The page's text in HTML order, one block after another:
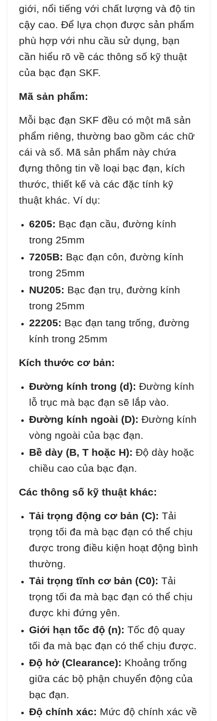
giới, nổi tiếng với chất lượng và độ tin
cậy cao. Để lựa chọn được sản phẩm
phù hợp với nhu cầu sử dụng, bạn
cần hiểu rõ về các thông số kỹ thuật
của bạc đạn SKF.
Mã sản phẩm:
Mỗi bạc đạn SKF đều có một mã sản
phẩm riêng, thường bao gồm các chữ
cái và số. Mã sản phẩm này chứa
đựng thông tin về loại bạc đạn, kích
thước, thiết kế và các đặc tính kỹ
thuật khác. Ví dụ:
6205: Bạc đạn cầu, đường kính
trong 25mm
7205B: Bạc đạn côn, đường kính
trong 25mm
NU205: Bạc đạn trụ, đường kính
trong 25mm
22205: Bạc đạn tang trống, đường
kính trong 25mm
Kích thước cơ bản:
Đường kính trong (d): Đường kính
lỗ trục mà bạc đạn sẽ lắp vào.
Đường kính ngoài (D): Đường kính
vòng ngoài của bạc đạn.
Bề dày (B, T hoặc H): Độ dày hoặc
chiều cao của bạc đạn.
Các thông số kỹ thuật khác:
Tải trọng động cơ bản (C): Tải
trọng tối đa mà bạc đạn có thể chịu
được trong điều kiện hoạt động bình
thường.
Tải trọng tĩnh cơ bản (C0): Tải
trọng tối đa mà bạc đạn có thể chịu
được khi đứng yên.
Giới hạn tốc độ (n): Tốc độ quay
tối đa mà bạc đạn có thể chịu được.
Độ hở (Clearance): Khoảng trống
giữa các bộ phận chuyển động của
bạc đạn.
Độ chính xác: Mức độ chính xác về